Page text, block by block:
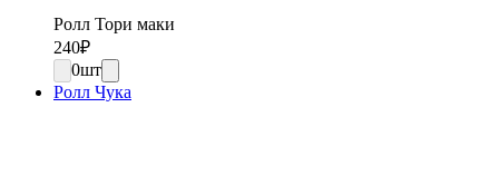
Ролл Тори маки
240₽
0шт
Ролл Чука